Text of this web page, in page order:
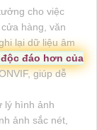
cho việc
hàng, văn
lại dữ liệu âm
độc đáo hơn của
giúp dễ
lý hình ảnh
ảnh sắc nét,